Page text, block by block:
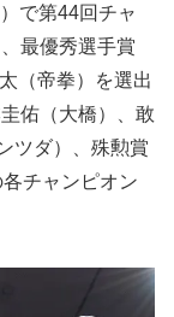
で第44回チャ
最優秀選手賞
（帝拳）を選出
佑（大橋）、敢
ツダ）、殊勲賞
チャンピオン